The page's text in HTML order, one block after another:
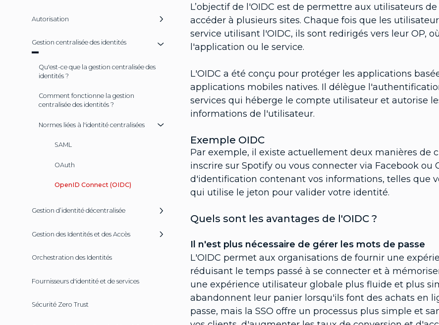
Autorisation
Gestion centralisée des identités
Qu'est-ce que la gestion centralisée des
identités ?
Comment fonctionne la gestion
centralisée des identités ?
Normes liées à l'identité centralisées
SAML
OAuth
OpenID Connect (OIDC)
Gestion d’identité décentralisée
Gestion des Identités et des Accès
Orchestration des Identités
Fournisseurs d'identité et de services
Sécurité Zero Trust
L’objectif de l'OIDC est de permettre aux utilisateurs
accéder à plusieurs sites. Chaque fois que les
service utilisant l'OIDC, ils sont redirigés vers leur OP,
l'application ou le service.
L'OIDC a été conçu pour protéger les applications
applications mobiles natives. Il délègue
services qui héberge le compte utilisateur et autorise
informations de l'utilisateur.
Exemple OIDC
Par exemple, il existe actuellement deux manières de
inscrire sur Spotify ou vous connecter via Facebook ou
d'identification contenant vos informations, telles que
qui utilise le jeton pour valider votre identité.
Quels sont les avantages de l'OIDC ?
Il n'est plus nécessaire de gérer les mots de passe
L'OIDC permet aux organisations de fournir une
réduisant le temps passé à se connecter et à
une expérience utilisateur globale plus fluide et plus
abandonnent leur panier lorsqu'ils font des achats en
passe, mais la SSO offre un processus plus simple et